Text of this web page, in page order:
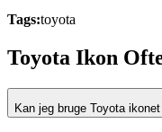
Tags:toyota
Toyota Ikon
Kan jeg bruge Toyota